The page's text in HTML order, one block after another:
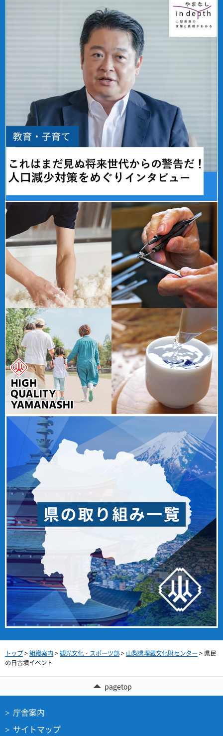
トップ>組織案内>観光文化・スポーツ部> 山梨県埋蔵文化財センター> 県民
の日古墳イベント
pagetop
庁舎案内
サイトマップ